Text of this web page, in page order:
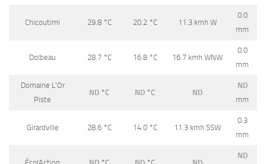
Chicoutimi 29.8°C 20.2°C 11.3 kmh W
0.0
mm
Dolbeau 28.7°C 16.8°C 16.7 kmh WNW
0.0
mm
Domaine L'Or
Piste
ND °C ND °C ND
ND
mm
Girardville 28.6°C 14.0°C 11.3 kmh SSW
0.3
mm
ND